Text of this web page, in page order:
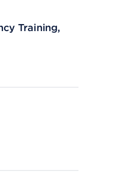
Training,